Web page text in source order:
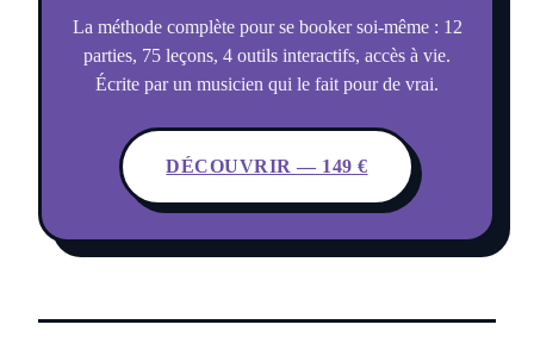
La méthode complète pour se booker soi-même : 12
parties, 75 leçons, 4 outils interactifs, accès à vie.
Écrite par un musicien qui le fait pour de vrai.
DÉCOUVRIR — 149 €